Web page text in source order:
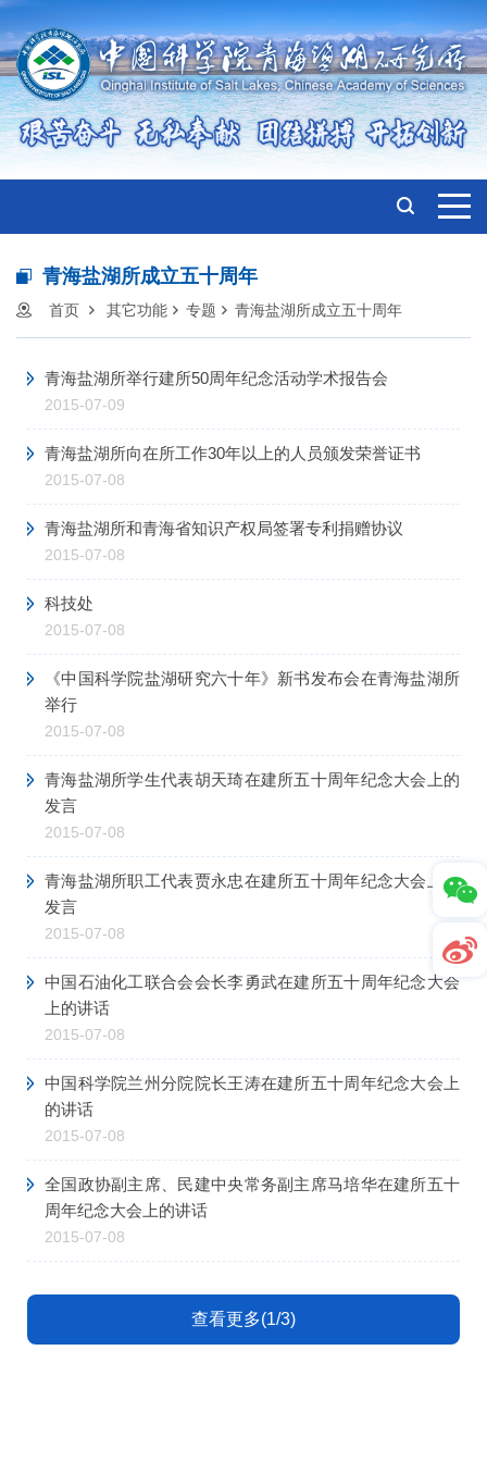
青海盐湖所成立五十周年
首页 其它功能 专题 青海盐湖所成立五十周年
青海盐湖所举行建所50周年纪念活动学术报告会
2015-07-09
青海盐湖所向在所工作30年以上的人员颁发荣誉证书
2015-07-08
青海盐湖所和青海省知识产权局签署专利捐赠协议
2015-07-08
科技处
2015-07-08
《中国科学院盐湖研究六十年》新书发布会在青海盐湖所
举行
2015-07-08
青海盐湖所学生代表胡天琦在建所五十周年纪念大会上的
发言
2015-07-08
青海盐湖所职工代表贾永忠在建所五十周年纪念大会上的
发言
2015-07-08
中国石油化工联合会会长李勇武在建所五十周年纪念大会
上的讲话
2015-07-08
中国科学院兰州分院院长王涛在建所五十周年纪念大会上
的讲话
2015-07-08
全国政协副主席、民建中央常务副主席马培华在建所五十
周年纪念大会上的讲话
2015-07-08
查看更多(1/3)